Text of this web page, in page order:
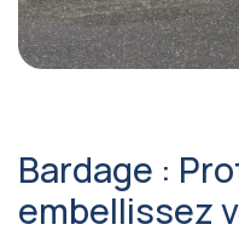
Bardage :
embellissez